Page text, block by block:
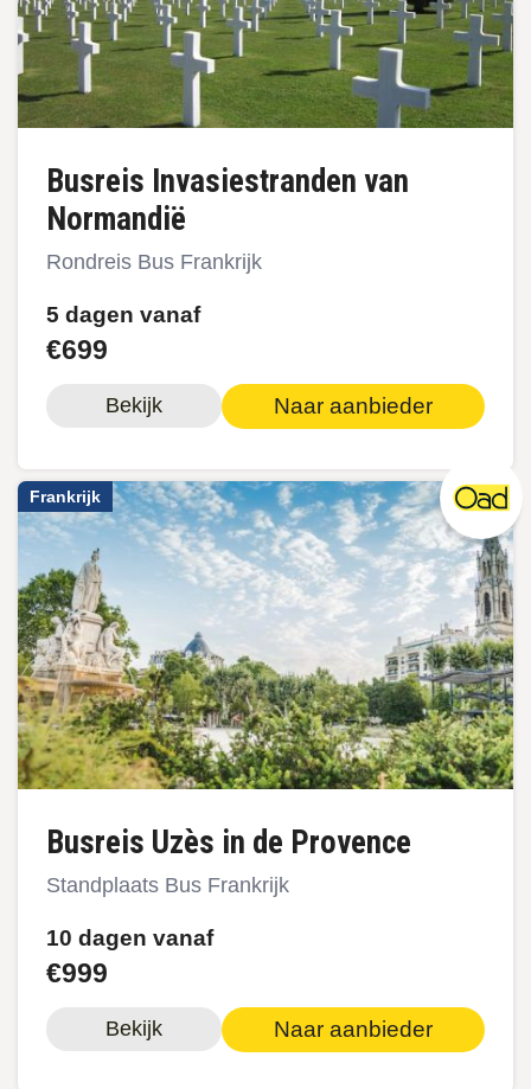
Busreis Invasiestranden van
Normandië
Rondreis Bus Frankrijk
5 dagen vanaf
€699
Bekijk Naar aanbieder
Frankrijk
Busreis Uzès in de Provence
Standplaats Bus Frankrijk
10 dagen vanaf
€999
Bekijk Naar aanbieder